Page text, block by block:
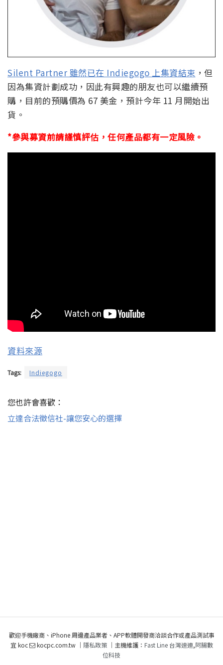
Silent Partner 雖然已在 Indiegogo 上集資結束 ，但
因為集資計劃成功，因此有興趣的朋友也可以繼續預
購，目前的預購價為 67 美金，預計今年 11 月開始出
貨。
*參與募資前請謹慎評估，任何產品都有一定風險。
資料來源
Tags: Indiegogo
您也許會喜歡：
立達合法徵信社-讓您安心的選擇
歡迎手機廠商、iPhone 周邊產品業者、APP軟體開發商洽談合作或產品測試事
宜 koc
kocpc.com.tw ｜ 隱私政策｜主機維護： Fast Line 台灣速連,阿腸數
位科技